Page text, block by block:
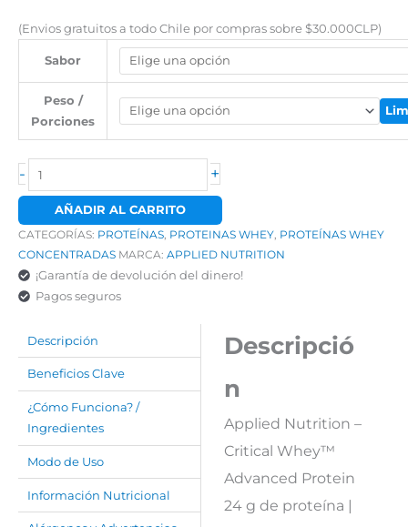
desde
$37.833
hasta
$61.916
(Envios gratuitos a todo Chile por compras sobre $30.000CLP)
Sabor
Peso /
Porciones
- +
AÑADIR AL CARRITO
CATEGORÍAS: PROTEÍNAS, PROTEINAS WHEY, PROTEÍNAS WHEY
CONCENTRADAS MARCA: APPLIED NUTRITION
¡Garantía de devolución del dinero!
Pagos seguros
Descripción
Beneficios Clave
¿Cómo Funciona? /
Ingredientes
Modo de Uso
Información Nutricional
Descripció
n
Applied Nutrition –
Critical Whey™
Advanced Protein
24 g de proteína |